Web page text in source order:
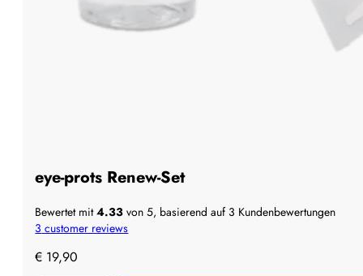
eye-prots Renew-Set
Bewertet mit4.33 von 5, basierend auf 3 Kundenbewertungen
3 customer reviews
€ 19,90